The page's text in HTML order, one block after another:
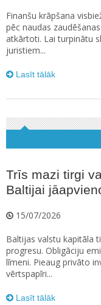
Finanšu krāpšana
pēc naudas
atkārtoti. Lai turpinātu
juristiem...
Lasīt tālāk
Trīs mazi tirgi
Baltijai
15/07/2026
Baltijas valstu kapitāla
progresu. Obligāciju
līmeni. Pieaug privāto
vērtspapīri...
Lasīt tālāk